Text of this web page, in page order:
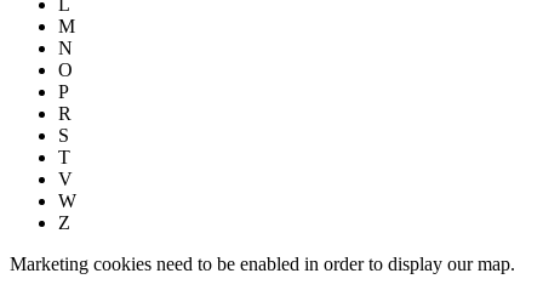
L
M
N
O
P
R
S
T
V
W
Z
Marketing cookies need to be enabled in order to display our map.